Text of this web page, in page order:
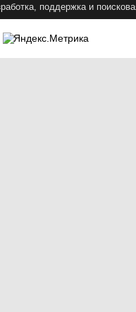
поддержка и